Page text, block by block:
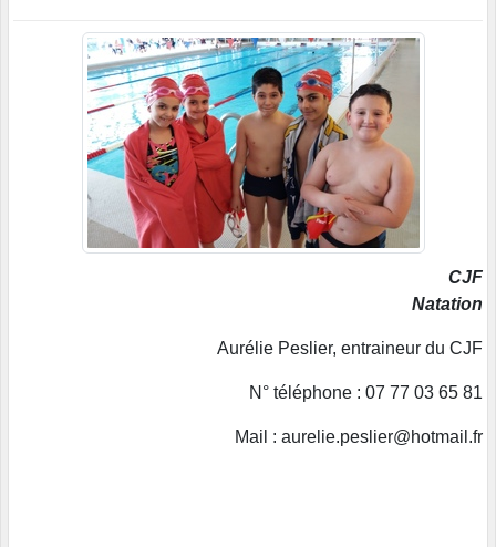
CJF
Natation
Aurélie Peslier, entraineur du CJF
N° téléphone : 07 77 03 65 81
Mail : aurelie.peslier@hotmail.fr